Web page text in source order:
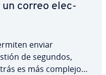
un correo ele­c­
enviar
de segundos,
es más complejo